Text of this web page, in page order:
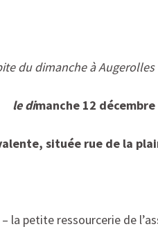
du dimanche à Augerolles
le dimanche 12 décembre
située rue de la
– la petite ressourcerie de